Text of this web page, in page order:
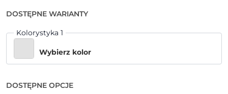
DOSTĘPNE WARIANTY
Kolorystyka 1
Wybierz kolor
DOSTĘPNE OPCJE